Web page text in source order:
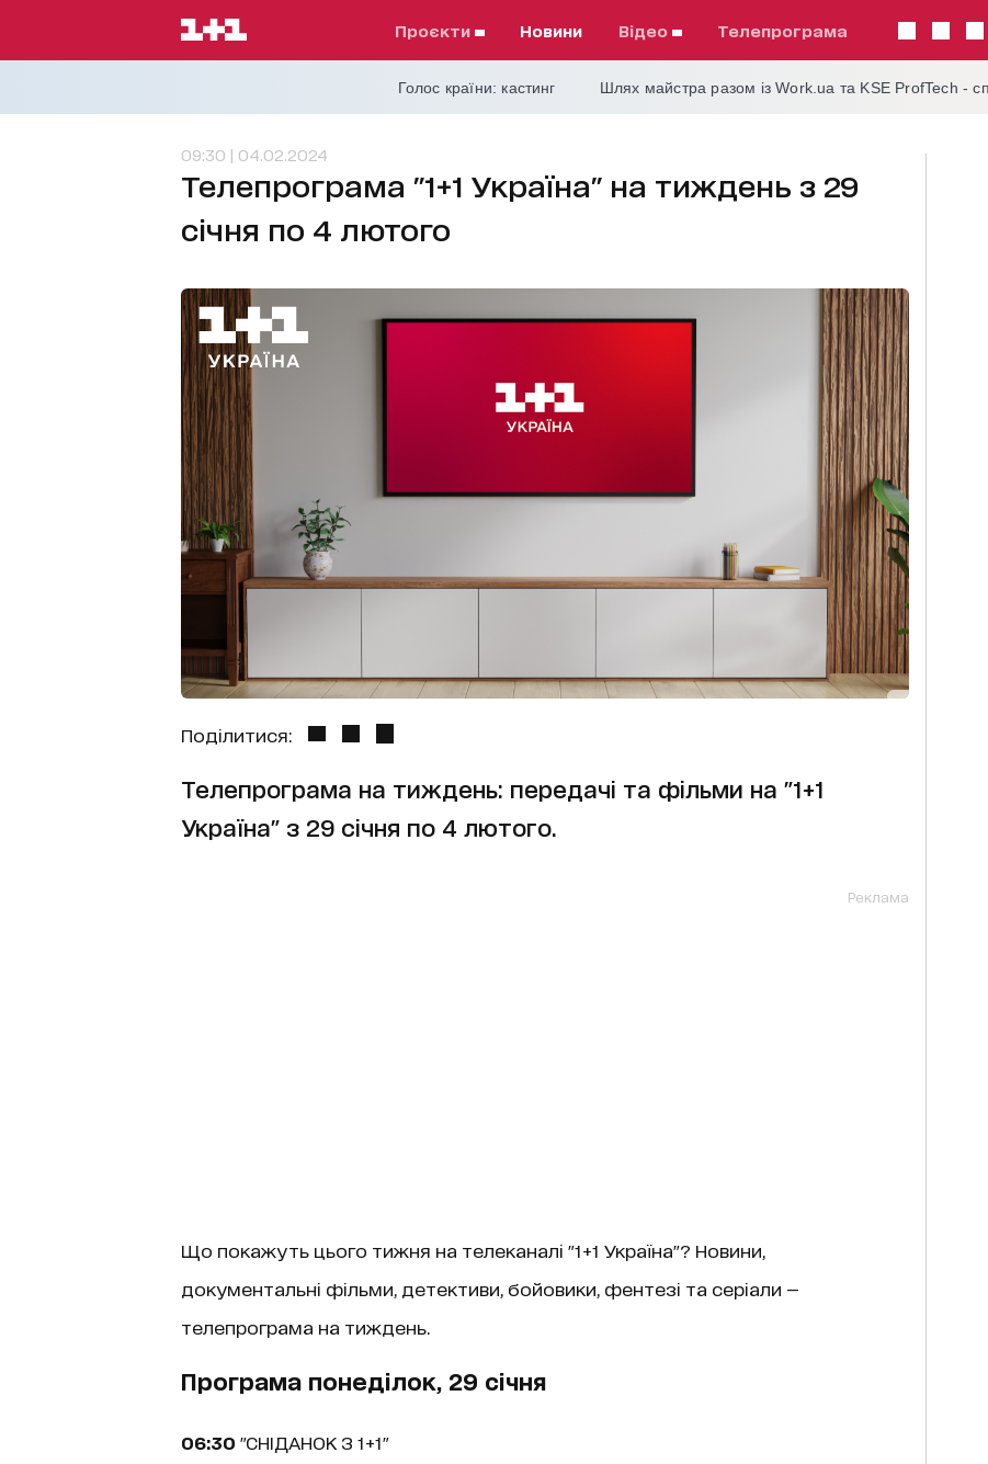
проєкти Новини відео телепрограма
Голос країни: кастинг Шлях майстра разом із Work.ua та KSE ProfTech -
09:30 | 04.02.2024
Телепрограма "1+1 Україна" на тиждень з 29
січня по 4 лютого
Поділитися:
Телепрограма на тиждень: передачі та фільми на "1+1
Україна" з 29 січня по 4 лютого.
Реклама
Що покажуть цього тижня на телеканалі "1+1 Україна"? Новини,
документальні фільми, детективи, бойовики, фентезі та серіали —
телепрограма на тиждень.
Програма понеділок, 29 січня
06:30 "СНІДАНОК З 1+1"